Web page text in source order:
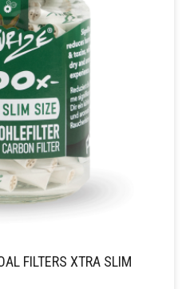
FILTERS XTRA SLIM